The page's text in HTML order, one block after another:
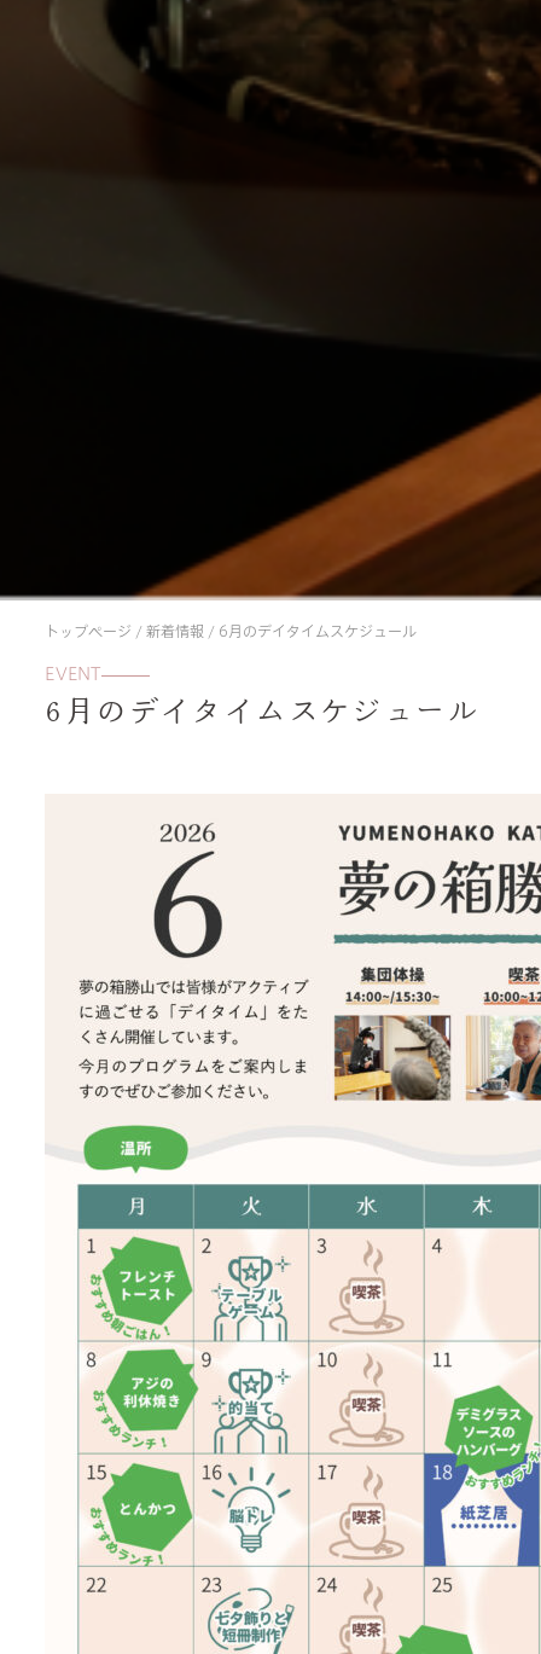
quality of life
special elderly nursing home
shortstay
facilities
トップページ /新着情報 / 6月のデイタイムスケジュール
EVENT
6月のデイタイムスケジュール